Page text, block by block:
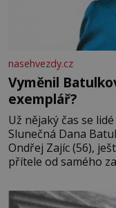
nasehvezdy.cz
Vyměnil
exemplář?
Už nějaký čas se
Slunečná Dana
Ondřej Zajíc (56), ještě vůbec
přítele od samého